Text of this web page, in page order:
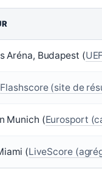
Aréna, Budapest (
Flashscore (site de
Munich (Eurosport
(LiveScore